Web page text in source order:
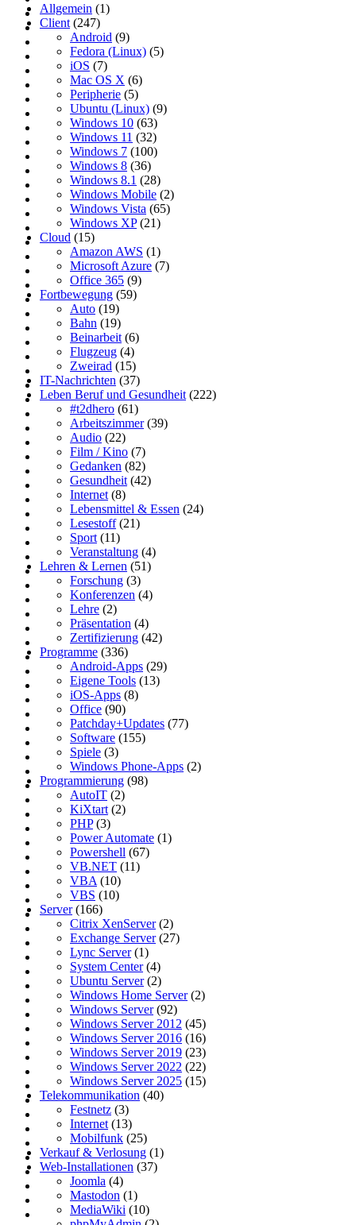
Allgemein (1)
Client (247)
Android (9)
Fedora (Linux) (5)
iOS (7)
Mac OS X (6)
Peripherie (5)
Ubuntu (Linux) (9)
Windows 10 (63)
Windows 11 (32)
Windows 7 (100)
Windows 8 (36)
Windows 8.1 (28)
Windows Mobile (2)
Windows Vista (65)
Windows XP(21)
Cloud (15)
Amazon AWS (1)
Microsoft Azure (7)
Office 365 (9)
Fortbewegung (59)
Auto (19)
Bahn (19)
Beinarbeit (6)
Flugzeug (4)
Zweirad (15)
IT-Nachrichten (37)
Leben Beruf und Gesundheit (222)
#t2dhero (61)
Arbeitszimmer(39)
Audio (22)
Film / Kino (7)
Gedanken (82)
Gesundheit (42)
Internet (8)
Lebensmittel & Essen (24)
Lesestoff(21)
Sport (11)
Veranstaltung (4)
Lehren & Lernen (51)
Forschung (3)
Konferenzen (4)
Lehre (2)
Präsentation (4)
Zertifizierung (42)
Programme (336)
Android-Apps (29)
Eigene Tools (13)
iOS-Apps (8)
Office (90)
Patchday+Updates (77)
Software (155)
Spiele (3)
Windows Phone-Apps (2)
Programmierung (98)
AutoIT (2)
KiXtart (2)
PHP(3)
Power Automate (1)
Powershell (67)
VB.NET (11)
VBA (10)
VBS (10)
Server(166)
Citrix XenServer(2)
Exchange Server(27)
Lync Server(1)
System Center(4)
Ubuntu Server(2)
Windows Home Server(2)
Windows Server(92)
Windows Server 2012 (45)
Windows Server 2016 (16)
Windows Server 2019 (23)
Windows Server 2022 (22)
Windows Server 2025 (15)
Telekommunikation (40)
Festnetz (3)
Internet (13)
Mobilfunk (25)
Verkauf & Verlosung (1)
Web-Installationen (37)
Joomla (4)
Mastodon (1)
MediaWiki (10)